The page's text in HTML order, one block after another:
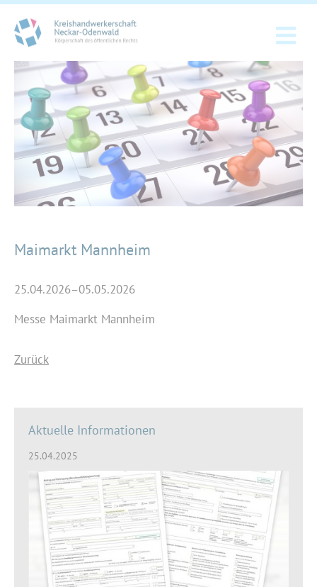
Maimarkt Mannheim
25.04.2026–05.05.2026
Messe Maimarkt Mannheim
Zurück
Aktuelle Informationen
25.04.2025